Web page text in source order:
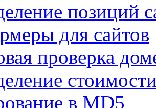
позиций
для сайтов
проверка
в MD5